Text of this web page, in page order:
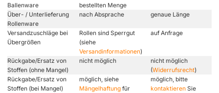
Ballenware
bestellten Menge
Über- / Unterlieferung
Rollenware
nach Absprache genaue Länge
Versandzuschläge bei
Übergrößen
Rollen sind Sperrgut
(siehe
Versandinformationen)
auf Anfrage
Rückgabe/Ersatz von
Stoffen (ohne Mangel)
nicht möglich
nicht möglich
(Widerrufsrecht)
Rückgabe/Ersatz von
Stoffen (bei Mangel)
möglich, siehe
Mängelhaftung für
möglich, bitte
kontaktieren Sie